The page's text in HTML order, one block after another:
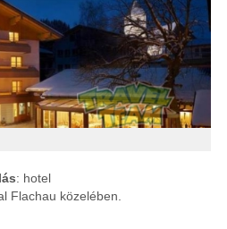
: hotel
Flachau közelében.